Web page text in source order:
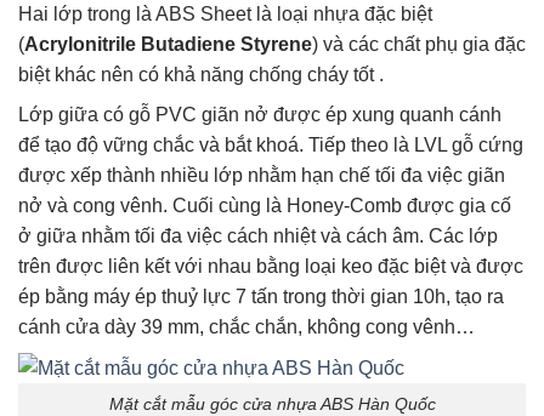
Hai lớp trong là ABS Sheet là loại nhựa đặc biệt
(Acrylonitrile Butadiene Styrene) và các chất phụ gia đặc
biệt khác nên có khả năng chống cháy tốt .
Lớp giữa có gỗ PVC giãn nở được ép xung quanh cánh
để tạo độ vững chắc và bắt khoá. Tiếp theo là LVL gỗ cứng
được xếp thành nhiều lớp nhằm hạn chế tối đa việc giãn
nở và cong vênh. Cuối cùng là Honey-Comb được gia cố
ở giữa nhằm tối đa việc cách nhiệt và cách âm. Các lớp
trên được liên kết với nhau bằng loại keo đặc biệt và được
ép bằng máy ép thuỷ lực 7 tấn trong thời gian 10h, tạo ra
cánh cửa dày 39 mm, chắc chắn, không cong vênh…
Mặt cắt mẫu góc cửa nhựa ABS Hàn Quốc